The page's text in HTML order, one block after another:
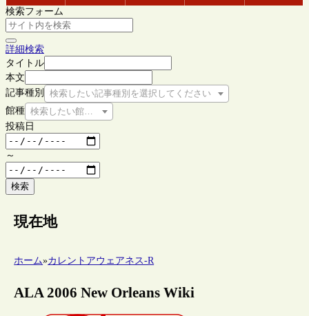
検索フォーム
詳細検索
タイトル
本文
記事種別
検索したい記事種別を選択してください
館種 検索したい館種を選択してください
投稿日
～
検索
現在地
ホーム»カレントアウェアネス-R
ALA 2006 New Orleans Wiki